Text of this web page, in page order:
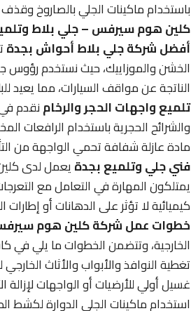
باستخدام ماكينات الجلي بالصاروخ
كلين هوم سيرفس – جلي بلاط
أفضل شركة جلي بلاط أحواش بجدة
الخشن والموزاييك، حيث نستخدم رؤوس
الناتجة عن مواقف السيارات، مما يعيد
تلميع واجهات الحجر والرخامنقدم
والشرائح الحجرية باستخدام الرافعات
مادة عازلة شفافة تحمي الواجهة من
فني جلي وتلميع بجدةيعمل لدى
يمتلكون المهارة في التعامل مع
كيميائية لا تؤثر على الدهانات أو إطارات
خطوات عمل شركة كلين هوم
الخارجية، وتتضمن الخطوات ما يلي في
تغطية النوافذ والأبواب والأثاث
غسيل أولي للأرضيات أو الواجهات لإزالة
استخدام ماكينات الجلي الدوارة لكشط